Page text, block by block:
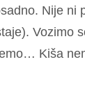
Nije ni
Vozimo
Kiša